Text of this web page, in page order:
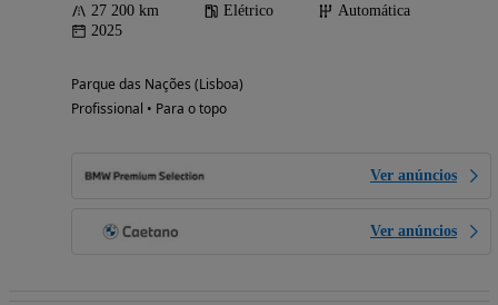
27 200 km Elétrico
Automática
2025
Parque das Nações (Lisboa)
Profissional • Para o topo
Ver anúncios
Ver anúncios